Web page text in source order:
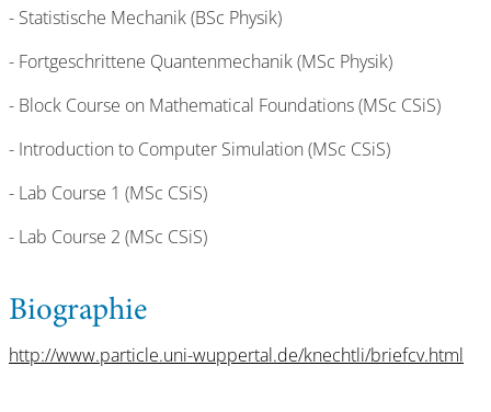
- Statistische Mechanik (BSc Physik)
- Fortgeschrittene Quantenmechanik (MSc Physik)
- Block Course on Mathematical Foundations (MSc CSiS)
- Introduction to Computer Simulation (MSc CSiS)
- Lab Course 1 (MSc CSiS)
- Lab Course 2 (MSc CSiS)
Biographie
http://www.particle.uni-wuppertal.de/knechtli/briefcv.html